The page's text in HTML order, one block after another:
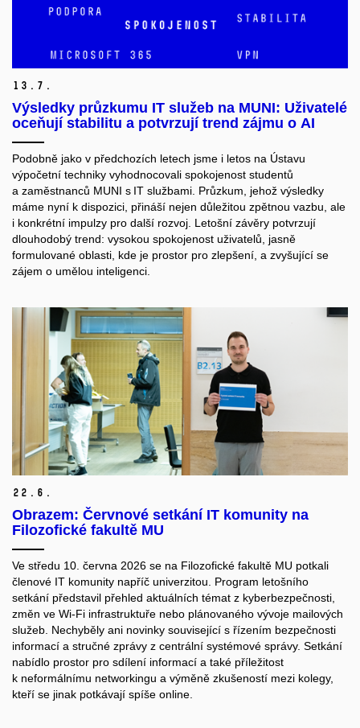
13. 7.
Výsledky průzkumu IT služeb na MUNI: Uživatelé
oceňují stabilitu a potvrzují trend zájmu o AI
Podobně jako v předchozích letech jsme i letos na Ústavu
výpočetní techniky vyhodnocovali spokojenost studentů
a zaměstnanců MUNI s IT službami Průzkum, jehož výsledky
máme nyní k dispozici, přináší nejen důležitou zpětnou vazbu, ale
i konkrétní impulzy pro další rozvoj. Letošní závěry potvrzují
dlouhodobý trend: vysokou spokojenost uživatelů, jasně
formulované oblasti, kde je prostor pro zlepšení a zvyšující se
zájem o umělou inteligenci.
22. 6.
Obrazem: Červnové setkání IT komunity na
Filozofické fakultě MU
Ve středu 10. června 2026 se na Filozofické fakultě MU potkali
členové IT komunity napříč univerzitou. Program letošního
setkání představil přehled aktuálních témat z kyberbezpečnosti,
změn ve Wi‑Fi infrastruktuře nebo plánovaného vývoje mailových
služeb. Nechyběly ani novinky související s řízením bezpečnosti
informací a stručné zprávy z centrální systémové správy. Setkání
nabídlo prostor pro sdílení informací a také příležitost
k neformálnímu networkingu a výměně zkušeností mezi kolegy,
kteří se jinak potkávají spíše online.